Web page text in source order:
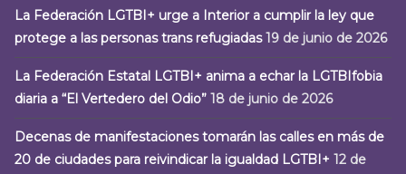
La Federación LGTBI+ urge a Interior a cumplir la ley que
protege a las personas trans refugiadas 19 de junio de 2026
La Federación Estatal LGTBI+ anima a echar la LGTBIfobia
diaria a “El Vertedero del Odio” 18 de junio de 2026
Decenas de manifestaciones tomarán las calles en más de
20 de ciudades para reivindicar la igualdad LGTBI+ 12 de